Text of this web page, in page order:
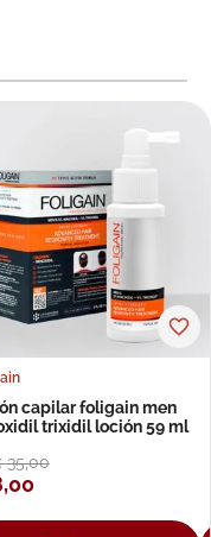
capilar foligain men
trixidil loción 59 ml
35,00
,00